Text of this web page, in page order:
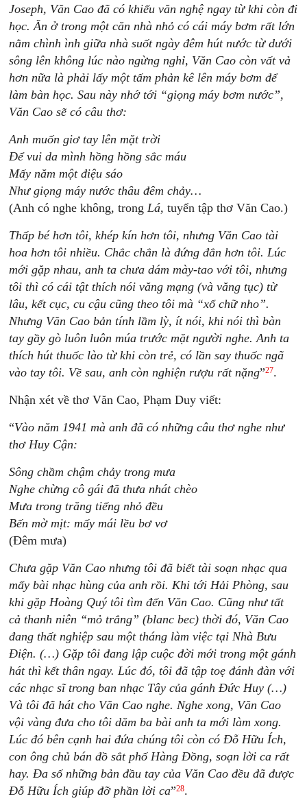
Joseph, Văn Cao đã có khiếu văn nghệ ngay từ khi còn đi
học. Ăn ở trong một căn nhà nhỏ có cái máy bơm rất lớn
nằm chình ình giữa nhà suốt ngày đêm hút nước từ dưới
sông lên không lúc nào ngừng nghỉ, Văn Cao còn vất vả
hơn nữa là phải lấy một tấm phản kê lên máy bơm để
làm bàn học. Sau này nhớ tới “giọng máy bơm nước”,
Văn Cao sẽ có câu thơ:
Anh muốn giơ tay lên mặt trời
Để vui da mình hồng hồng sắc máu
Mấy năm một điệu sáo
Như giọng máy nước thâu đêm chảy…
(Anh có nghe không, trongLá, tuyển tập thơ Văn Cao.)
Thấp bé hơn tôi, khép kín hơn tôi, nhưng Văn Cao tài
hoa hơn tôi nhiều. Chắc chắn là đứng đắn hơn tôi. Lúc
mới gặp nhau, anh ta chưa dám mày-tao với tôi, nhưng
tôi thì có cái tật thích nói văng mạng (và văng tục) từ
lâu, kết cục, cu cậu cũng theo tôi mà “xổ chữ nho”.
Nhưng Văn Cao bản tính lầm lỳ, ít nói, khi nói thì bàn
tay gầy gò luôn luôn múa trước mặt người nghe. Anh ta
thích hút thuốc lào từ khi còn trẻ, có lần say thuốc ngã
vào tay tôi. Về sau, anh còn nghiện rượu rất nặng”27.
Nhận xét về thơ Văn Cao, Phạm Duy viết:
“Vào năm 1941 mà anh đã có những câu thơ nghe như
thơ Huy Cận:
Sông chầm chậm chảy trong mưa
Nghe chừng cô gái đã thưa nhát chèo
Mưa trong trăng tiếng nhỏ đều
Bến mờ mịt: mấy mái lều bơ vơ
(Đêm mưa)
Chưa gặp Văn Cao nhưng tôi đã biết tài soạn nhạc qua
mấy bài nhạc hùng của anh rồi. Khi tới Hải Phòng, sau
khi gặp Hoàng Quý tôi tìm đến Văn Cao. Cũng như tất
cả thanh niên “mỏ trắng” (blanc bec) thời đó, Văn Cao
đang thất nghiệp sau một tháng làm việc tại Nhà Bưu
Điện. (…) Gặp tôi đang lập cuộc đời mới trong một gánh
hát thì kết thân ngay. Lúc đó, tôi đã tập toẹ đánh đàn với
các nhạc sĩ trong ban nhạc Tây của gánh Đức Huy (…)
Và tôi đã hát cho Văn Cao nghe. Nghe xong, Văn Cao
vội vàng đưa cho tôi dăm ba bài anh ta mới làm xong.
Lúc đó bên cạnh hai đứa chúng tôi còn có Đỗ Hữu Ích,
con ông chủ bán đồ sắt phố Hàng Đồng, soạn lời ca rất
hay. Đa số những bản đầu tay của Văn Cao đều đã được
Đỗ Hữu Ích giúp đỡ phần lời ca”28.